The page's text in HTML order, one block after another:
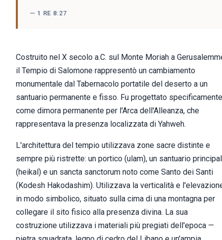
— 1 RE 8:27
Costruito nel X secolo a.C. sul Monte Moriah a
il Tempio di Salomone rappresentò un cambiamento
monumentale dal Tabernacolo portatile del deserto a un
santuario permanente e fisso. Fu progettato specificamente
come dimora permanente per l'Arca dell'Alleanza, che
rappresentava la presenza localizzata di Yahweh.
L'architettura del tempio utilizzava zone sacre distinte e
sempre più ristrette: un portico (ulam), un santuario
(heikal) e un sancta sanctorum noto come Santo dei Santi
(Kodesh Hakodashim). Utilizzava la verticalità e
in modo simbolico, situato sulla cima di una montagna per
collegare il sito fisico alla presenza divina. La sua
costruzione utilizzava i materiali più pregiati dell'epoca —